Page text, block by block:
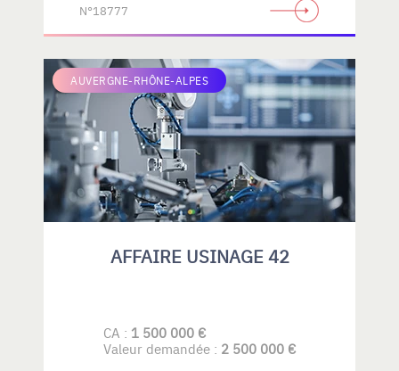
N°18777
AUVERGNE-RHÔNE-ALPES
AFFAIRE USINAGE 42
CA : 1 500 000 €
Valeur demandée : 2 500 000 €